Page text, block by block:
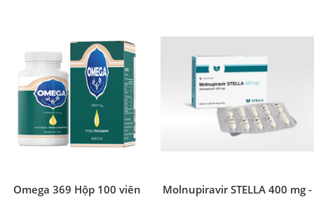
Omega 369 Hộp 100 viên
Molnupiravir STELLA 400 mg -